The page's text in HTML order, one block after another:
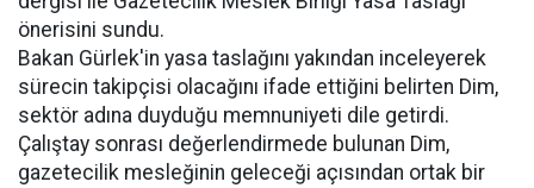
önerisini sundu.
Bakan Gürlek'in yasa taslağını yakından inceleyerek
sürecin takipçisi olacağını ifade ettiğini belirten Dim,
sektör adına duyduğu memnuniyeti dile getirdi.
Çalıştay sonrası değerlendirmede bulunan Dim,
gazetecilik mesleğinin geleceği açısından ortak bir